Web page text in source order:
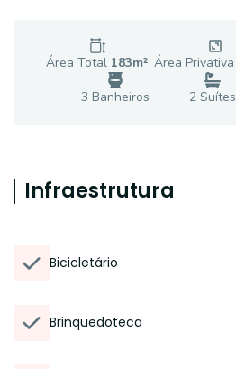
Área Total 183m² Área Privativa
3 Banheiros 2 Suítes
Infraestrutura
Bicicletário
Brinquedoteca